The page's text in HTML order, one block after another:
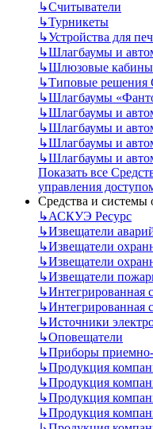
↳Считыватели
↳Турникеты
↳Устройства для
↳Шлагбаумы и
↳Шлюзовые кабины
↳Типовые
↳Шлагбаумы
↳Шлагбаумы и
↳Шлагбаумы и
↳Шлагбаумы и
↳Шлагбаумы и
Показать все
управления
Средства и системы
↳АСКУЭ Ресурс
↳Извещатели
↳Извещатели
↳Извещатели
↳Извещатели
↳
↳Интегрированная
↳Источники
↳Оповещатели
↳Приборы
↳Продукция
↳Продукция
↳Продукция
↳Продукция